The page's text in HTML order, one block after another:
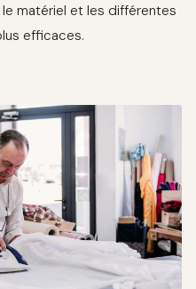
matériel et les différentes
efficaces.